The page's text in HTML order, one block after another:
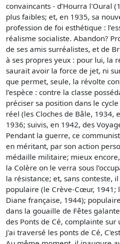
convaincants - d’Hourra l'Oural
plus faibles; et, en 1935, sa
profession de foi esthétique :
réalisme socialiste. Abandon?
de ses amis surréalistes, et de
à ses propres yeux : pour lui, la
saurait avoir la force de jet, ni
que permet, seule, la révolte
l’espèce : contre la classe
préciser sa position dans le
réel (les Cloches de Bâle, 1934,
1936; suivis, en 1942, des
Pendant la guerre, ce
en méritant, par son action
médaille militaire; mieux
la Colère on le verra sous
la résistance; et, sans conteste,
populaire (le Crève-Cœur, 1941;
Diane française, 1944);
dans la gouaille de Fêtes
des Ponts de Cé, complainte sur
J'ai traversé les ponts de Cé,